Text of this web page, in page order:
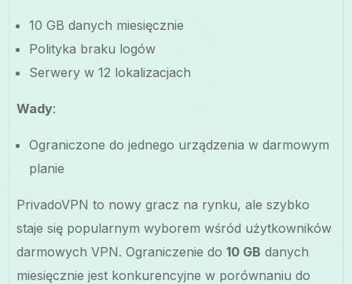
10 GB danych miesięcznie
Polityka braku logów
Serwery w 12 lokalizacjach
Wady:
Ograniczone do jednego urządzenia w darmowym
planie
PrivadoVPN to nowy gracz na rynku, ale szybko
staje się popularnym wyborem wśród użytkowników
darmowych VPN. Ograniczenie do10 GB danych
miesięcznie jest konkurencyjne w porównaniu do